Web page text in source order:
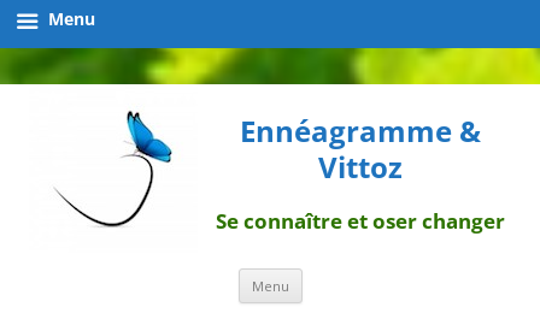
Ennéagramme &
Vittoz
Se connaître et oser changer
Menu Aller
contenu
Menu